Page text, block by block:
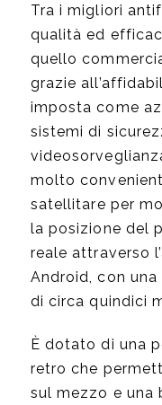
Tra i migliori
qualità ed
quello
grazie
imposta come
sistemi di
molto
satellitare per
la posizione del
reale attraverso
Android, con
di circa quindici
È dotato di una
retro che
sul mezzo e una